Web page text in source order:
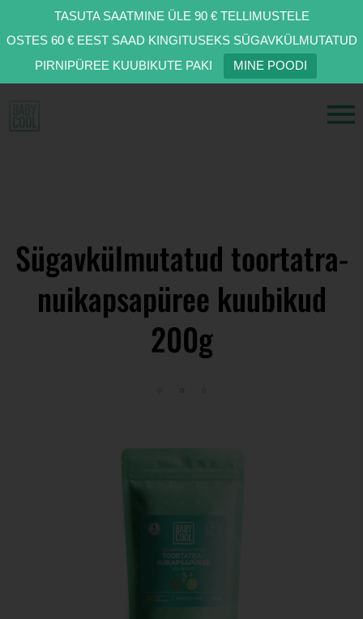
TASUTA SAATMINE ÜLE 90 € TELLIMUSTELE
OSTES 60 € EEST SAAD KINGITUSEKS SÜGAVKÜLMUTATUD
PIRNIPÜREE KUUBIKUTE PAKI
MINE POODI
Sügavkülmutatud toortatra-
nuikapsapüree kuubikud
200g